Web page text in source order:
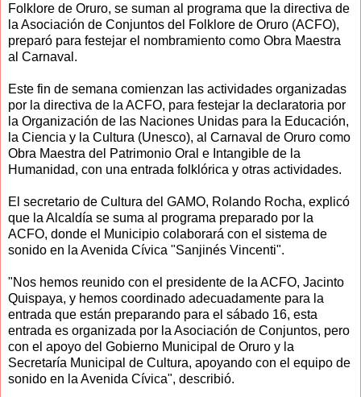
Folklore de Oruro, se suman al programa que la directiva de
la Asociación de Conjuntos del Folklore de Oruro (ACFO),
preparó para festejar el nombramiento como Obra Maestra
al Carnaval.
Este fin de semana comienzan las actividades organizadas
por la directiva de la ACFO, para festejar la declaratoria por
la Organización de las Naciones Unidas para la Educación,
la Ciencia y la Cultura (Unesco), al Carnaval de Oruro como
Obra Maestra del Patrimonio Oral e Intangible de la
Humanidad, con una entrada folklórica y otras actividades.
El secretario de Cultura del GAMO, Rolando Rocha, explicó
que la Alcaldía se suma al programa preparado por la
ACFO, donde el Municipio colaborará con el sistema de
sonido en la Avenida Cívica "Sanjinés Vincenti".
"Nos hemos reunido con el presidente de la ACFO, Jacinto
Quispaya, y hemos coordinado adecuadamente para la
entrada que están preparando para el sábado 16, esta
entrada es organizada por la Asociación de Conjuntos, pero
con el apoyo del Gobierno Municipal de Oruro y la
Secretaría Municipal de Cultura, apoyando con el equipo de
sonido en la Avenida Cívica", describió.